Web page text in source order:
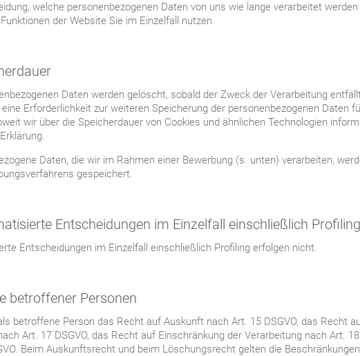
welche personenbezogenen Daten von uns wie lange verarbeitet
der Website Sie im Einzelfall nutzen.
Daten werden gelöscht, sobald der Zweck der Verarbeitung
Erforderlichkeit zur weiteren Speicherung der personenbezogenen Daten
wir über die Speicherdauer von Cookies und ähnlichen Technologien
Daten, die wir im Rahmen einer Bewerbung (s. unten) verarbeiten,
gespeichert.
Entscheidungen im Einzelfall einschließlich Profiling
Entscheidungen im Einzelfall einschließlich Profiling erfolgen nicht.
betroffener Personen
betroffene Person das Recht auf Auskunft nach Art. 15 DSGVO, das Recht
Art. 17 DSGVO, das Recht auf Einschränkung der Verarbeitung nach Art.
Beim Auskunftsrecht und beim Löschungsrecht gelten die